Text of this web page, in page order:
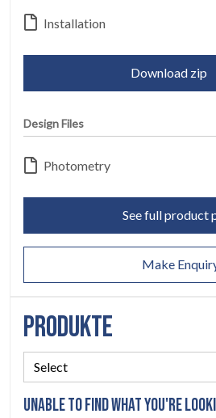
UNSERE
04
RECHTLICH
INFO
06
KONTAKT
Installation
Download zip
Design Files
Photometry
See full product
Make
PRODUKTE
UNABLE TO FIND WHAT YOU'RE